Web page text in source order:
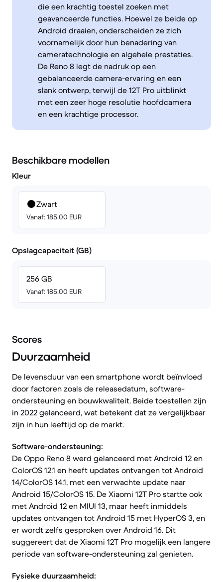
die een krachtig toestel zoeken met
geavanceerde functies. Hoewel ze beide op
Android draaien, onderscheiden ze zich
voornamelijk door hun benadering van
cameratechnologie en algehele prestaties.
De Reno 8 legt de nadruk op een
gebalanceerde camera-ervaring en een
slank ontwerp, terwijl de 12T Pro uitblinkt
met een zeer hoge resolutie hoofdcamera
en een krachtige processor.
Beschikbare modellen
Kleur
Zwart
Vanaf: 185.00 EUR
Opslagcapaciteit (GB)
256 GB
Vanaf: 185.00 EUR
Scores
Duurzaamheid
De levensduur van een smartphone wordt beïnvloed
door factoren zoals de releasedatum, software-
ondersteuning en bouwkwaliteit. Beide toestellen zijn
in 2022 gelanceerd, wat betekent dat ze vergelijkbaar
zijn in hun leeftijd op de markt.
Software-ondersteuning:
De Oppo Reno 8 werd gelanceerd met Android 12 en
ColorOS 12.1 en heeft updates ontvangen tot Android
14/ColorOS 14.1, met een verwachte update naar
Android 15/ColorOS 15. De Xiaomi 12T Pro startte ook
met Android 12 en MIUI 13, maar heeft inmiddels
updates ontvangen tot Android 15 met HyperOS 3, en
er wordt zelfs gesproken over Android 16. Dit
suggereert dat de Xiaomi 12T Pro mogelijk een langere
periode van software-ondersteuning zal genieten.
Fysieke duurzaamheid: